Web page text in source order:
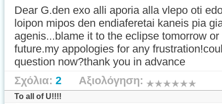
Dear G.den exo alli aporia alla vlepo oti
loipon mipos den endiaferetai kaneis pia
agenis...blame it to the eclipse tomorrow
future.my appologies for any
question now?thank you in advance
Σχόλια: 2 Αξιολόγηση:
To all of U!!!!